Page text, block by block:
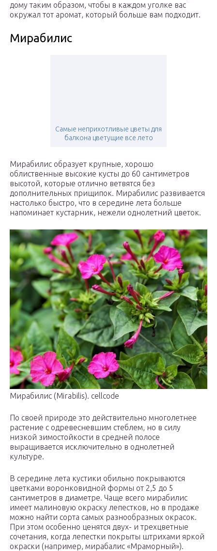
дому таким образом, чтобы в каждом уголке вас
окружал тот аромат, который больше вам подходит.
Мирабилис
Самые неприхотливые цветы для
балкона цветущие все лето
Мирабилис образует крупные, хорошо
облиственные высокие кусты до 60 сантиметров
высотой, которые отлично ветвятся без
дополнительных прищипок. Мирабилис развивается
настолько быстро, что в середине лета больше
напоминает кустарник, нежели однолетний цветок.
Мирабилис (Mirabilis). cellcode
По своей природе это действительно многолетнее
растение с одревесневшим стеблем, но в силу
низкой зимостойкости в средней полосе
выращивается исключительно в однолетней
культуре.
В середине лета кустики обильно покрываются
цветками воронковидной формы от 2,5 до 5
сантиметров в диаметре. Чаще всего мирабилис
имеет малиновую окраску лепестков, но в продаже
можно найти сорта самых разнообразных окрасок.
При этом особенно ценятся двух- и трехцветные
сочетания, когда лепестки покрыты штрихами яркой
окраски (например, мирабалис «Мраморный»).